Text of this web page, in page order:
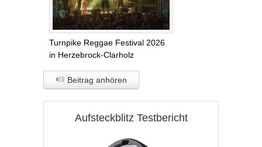
Turnpike Reggae Festival 2026
in Herzebrock-Clarholz
Beitrag anhören
Aufsteckblitz Testbericht